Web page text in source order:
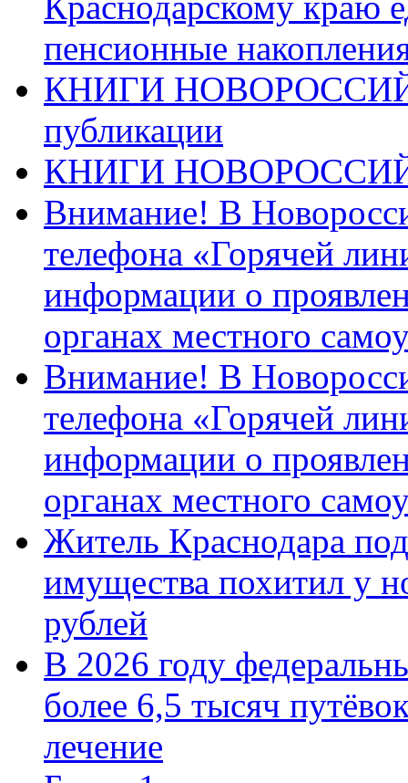
пенсионные
КНИГИ
публикации
КНИГИ
Внимание! В
телефона «Горячей
информации о
органах местного
Внимание! В
телефона «Горячей
информации о
органах местного
Житель Краснодара
имущества похитил у
рублей
В 2026 году
более 6,5 тысяч
лечение